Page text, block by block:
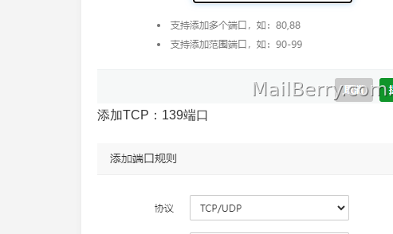
添加TCP：139端口